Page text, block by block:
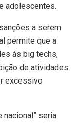
adolescentes.
a serem
permite que a
às big techs,
de atividades.
excessivo
nacional” seria